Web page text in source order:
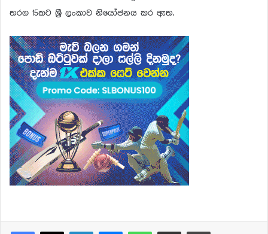
තරග 15කට ශ්‍රී ලංකාව නියෝජනය කර ඇත.